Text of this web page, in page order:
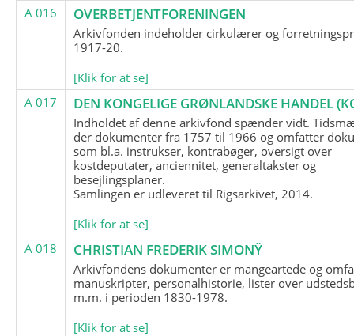
A 016 OVERBETJENTFORENINGEN
Arkivfonden indeholder cirkulærer og
1917-20.
[Klik for at se]
A 017
DEN KONGELIGE GRØNLANDSKE HANDEL
Indholdet af denne arkivfond spænder vidt.
der dokumenter fra 1757 til 1966 og omfatter
som bl.a. instrukser, kontrabøger, oversigt over
kostdeputater, anciennitet, generaltakster og
besejlingsplaner.
Samlingen er udleveret til Rigsarkivet, 2014.
[Klik for at se]
A 018
CHRISTIAN FREDERIK SIMONŸ
Arkivfondens dokumenter er mangeartede og
manuskripter, personalhistorie, lister over
m.m. i perioden 1830-1978.
[Klik for at se]